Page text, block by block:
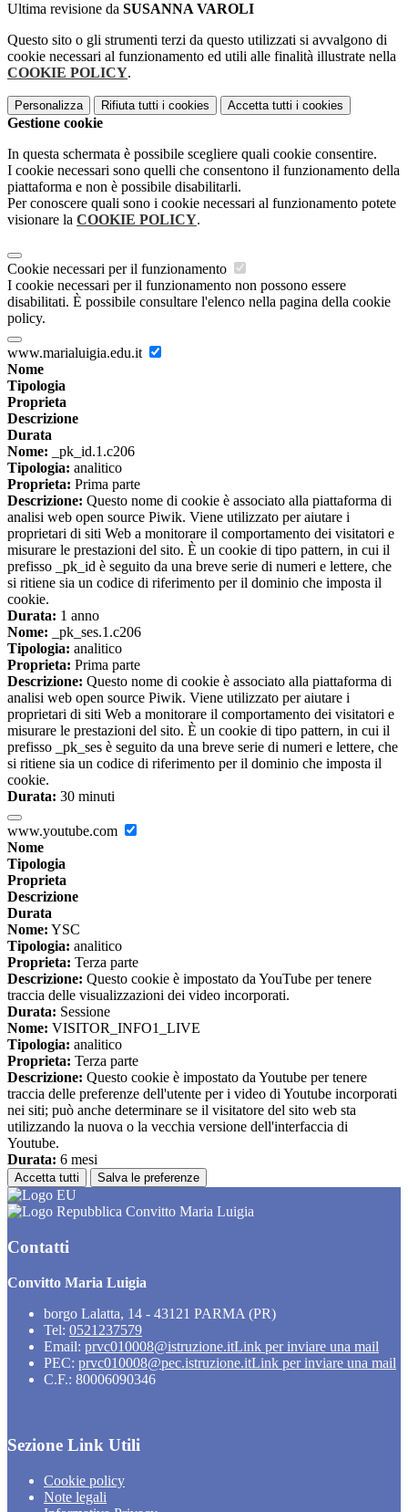
Ultima revisione da SUSANNA VAROLI
Questo sito o gli strumenti terzi da questo utilizzati si avvalgono di
cookie necessari al funzionamento ed utili alle finalità illustrate nella
COOKIE POLICY.
Personalizza Rifiuta tutti i cookies Accetta tutti i cookies
Gestione cookie
In questa schermata è possibile scegliere quali cookie consentire.
I cookie necessari sono quelli che consentono il funzionamento della
piattaforma e non è possibile disabilitarli.
Per conoscere quali sono i cookie necessari al funzionamento potete
visionare la COOKIE POLICY.
Cookie necessari per il funzionamento
I cookie necessari per il funzionamento non possono essere
disabilitati. È possibile consultare l'elenco nella pagina della cookie
policy.
www.marialuigia.edu.it
Nome
Tipologia
Proprieta
Descrizione
Durata
Nome: _pk_id.1.c206
Tipologia: analitico
Proprieta: Prima parte
Descrizione: Questo nome di cookie è associato alla piattaforma di
analisi web open source Piwik. Viene utilizzato per aiutare i
proprietari di siti Web a monitorare il comportamento dei visitatori e
misurare le prestazioni del sito. È un cookie di tipo pattern, in cui il
prefisso _pk_id è seguito da una breve serie di numeri e lettere, che
si ritiene sia un codice di riferimento per il dominio che imposta il
cookie.
Durata: 1 anno
Nome: _pk_ses.1.c206
Tipologia: analitico
Proprieta: Prima parte
Descrizione: Questo nome di cookie è associato alla piattaforma di
analisi web open source Piwik. Viene utilizzato per aiutare i
proprietari di siti Web a monitorare il comportamento dei visitatori e
misurare le prestazioni del sito. È un cookie di tipo pattern, in cui il
prefisso _pk_ses è seguito da una breve serie di numeri e lettere, che
si ritiene sia un codice di riferimento per il dominio che imposta il
cookie.
Durata: 30 minuti
www.youtube.com
Nome
Tipologia
Proprieta
Descrizione
Durata
Nome: YSC
Tipologia: analitico
Proprieta: Terza parte
Descrizione: Questo cookie è impostato da YouTube per tenere
traccia delle visualizzazioni dei video incorporati.
Durata: Sessione
Nome: VISITOR_INFO1_LIVE
Tipologia: analitico
Proprieta: Terza parte
Descrizione: Questo cookie è impostato da Youtube per tenere
traccia delle preferenze dell'utente per i video di Youtube incorporati
nei siti; può anche determinare se il visitatore del sito web sta
utilizzando la nuova o la vecchia versione dell'interfaccia di
Youtube.
Durata: 6 mesi
Accetta tutti Salva le preferenze
Convitto Maria Luigia
Contatti
Convitto Maria Luigia
borgo Lalatta, 14 - 43121 PARMA (PR)
Tel: 0521237579
Email: prvc010008@istruzione.itLink per inviare una mail
PEC: prvc010008@pec.istruzione.itLink per inviare una mail
C.F.: 80006090346
Sezione Link Utili
Cookie policy
Note legali